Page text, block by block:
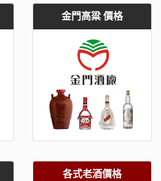
金門高粱 價格
各式老酒價格